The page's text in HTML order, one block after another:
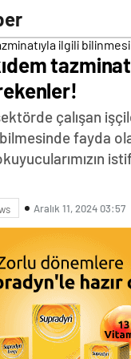
çalışan
fayda
Aralık 11, 2024 03:57